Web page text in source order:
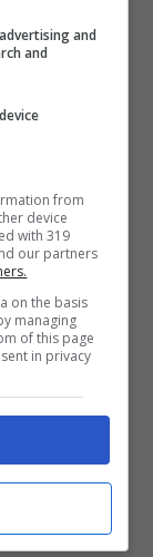
di
si è
e il
parti sono
margine
and
and
from
device
with 319
our partners
on the basis
managing
of this page
in privacy